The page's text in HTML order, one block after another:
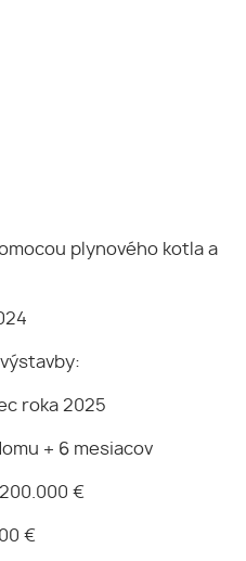
plynového kotla a
roka 2025
+ 6 mesiacov
€
€